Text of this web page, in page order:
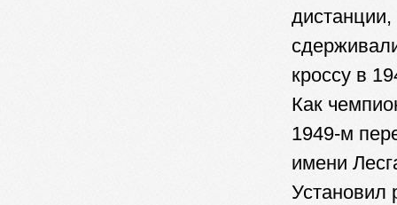
кроссу в
Как
1949-м
имени
Установил